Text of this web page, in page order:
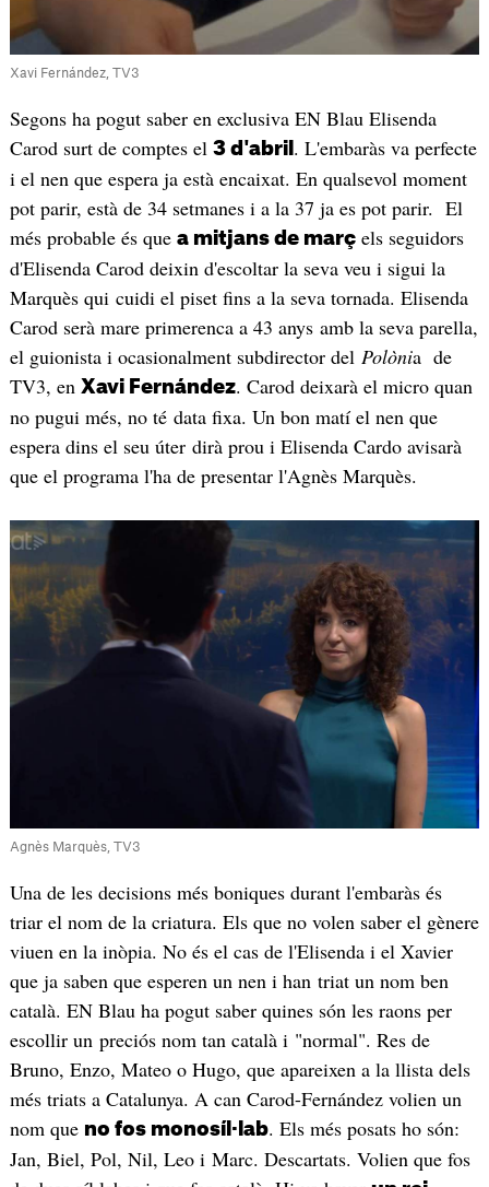
Xavi Fernández, TV3
Segons ha pogut saber en exclusiva EN Blau Elisenda
Carod surt de comptes el 3 d'abril . L'embaràs va perfecte
i el nen que espera ja està encaixat. En qualsevol moment
pot parir, està de 34 setmanes i a la 37 ja es pot parir. El
més probable és que a mitjans de marçels seguidors
d'Elisenda Carod deixin d'escoltar la seva veu i sigui la
Marquès qui cuidi el piset fins a la seva tornada. Elisenda
Carod serà mare primerenca a 43 anys amb la seva parella,
el guionista i ocasionalment subdirector del Polònia de
TV3, en Xavi Fernández. Carod deixarà el micro quan
no pugui més, no té data fixa. Un bon matí el nen que
espera dins el seu úter dirà prou i Elisenda Cardo avisarà
que el programa l'ha de presentar l'Agnès Marquès.
Agnès Marquès, TV3
Una de les decisions més boniques durant l'embaràs és
triar el nom de la criatura. Els que no volen saber el gènere
viuen en la inòpia. No és el cas de l'Elisenda i el Xavier
que ja saben que esperen un nen i han triat un nom ben
català. EN Blau ha pogut saber quines són les raons per
escollir un preciós nom tan català i "normal". Res de
Bruno, Enzo, Mateo o Hugo, que apareixen a la llista dels
més triats a Catalunya. A can Carod-Fernández volien un
nom que no fos monosíl·lab. Els més posats ho són:
Jan, Biel, Pol, Nil, Leo i Marc. Descartats. Volien que fos